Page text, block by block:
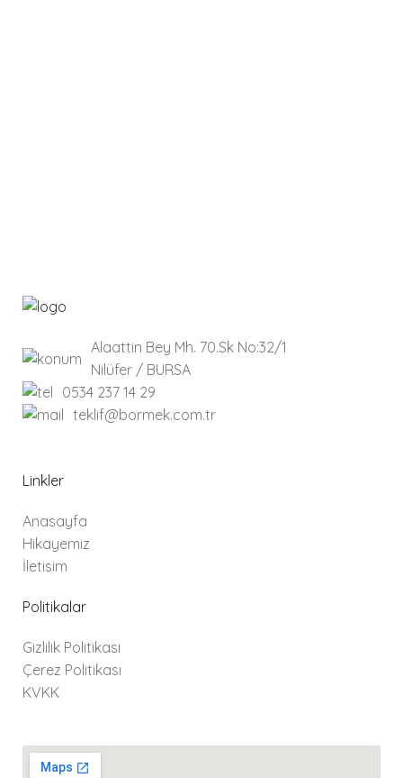
Alaattin Bey Mh. 70.Sk No:32/1
Nilüfer / BURSA
0534 237 14 29
teklif@bormek.com.tr
Linkler
Anasayfa
Hikayemiz
İletisim
Politikalar
Gizlilik Politikası
Çerez Politikası
KVKK